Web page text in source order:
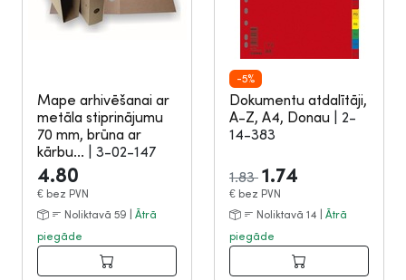
Mape arhivēšanai ar
metāla stiprinājumu
70 mm, brūna ar
kārbu...
3-02-147
4.80
€ bez PVN
Noliktavā 59 | Ātrā
piegāde
-5%
Dokumentu atdalītāji,
A-Z, A4, Donau
2-
14-383
1.83 1.74
€ bez PVN
Noliktavā 14 | Ātrā
piegāde